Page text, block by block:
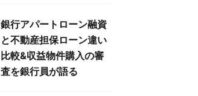
銀行アパートローン融資
と不動産担保ローン違い
比較&収益物件購入の審
査を銀行員が語る